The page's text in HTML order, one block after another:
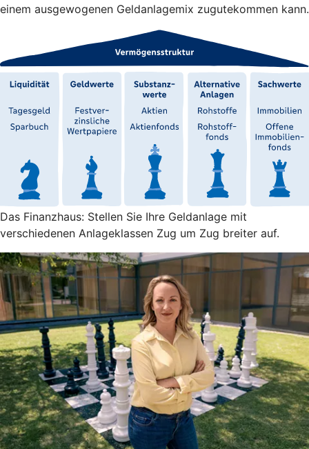
einem ausgewogenen Geldanlagemix zugutekommen kann.
Das Finanzhaus: Stellen Sie Ihre Geldanlage mit
verschiedenen Anlageklassen Zug um Zug breiter auf.